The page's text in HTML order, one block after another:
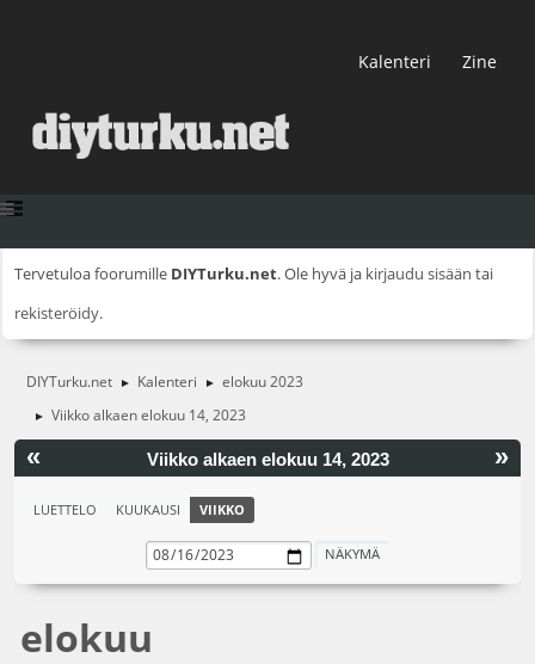
Kalenteri Zine
Tervetuloa foorumille DIYTurku.net. Ole hyvä ja kirjaudu sisään tai
rekisteröidy.
DIYTurku.net ► Kalenteri ► elokuu 2023
► Viikko alkaen elokuu 14, 2023
« »
Viikko alkaen elokuu 14, 2023
LUETTELO KUUKAUSI VIIKKO
elokuu